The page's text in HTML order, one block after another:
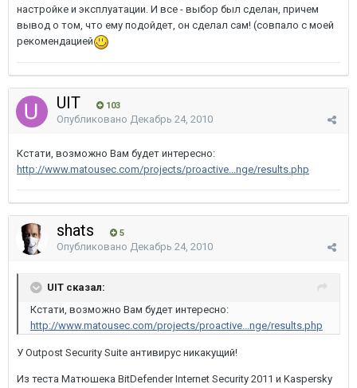
настройке и эксплуатации. И все - выбор был сделан, причем
вывод о том, что ему подойдет, он сделал сам! (совпало с моей
рекомендацией
UIT 103
Опубликовано Декабрь 24, 2010
Кстати, возможно Вам будет интересно:
http://www.matousec.com/projects/proactive...nge/results.php
shats 5
Опубликовано Декабрь 24, 2010
UIT сказал:
Кстати, возможно Вам будет интересно:
http://www.matousec.com/projects/proactive...nge/results.php
У Outpost Security Suite антивирус никакущий!
Из теста Матюшека BitDefender Internet Security 2011 и Kaspersky